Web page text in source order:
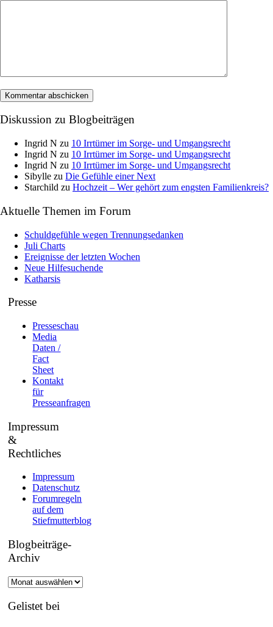
Diskussion zu Blogbeiträgen
Ingrid N zu 10 Irrtümer im Sorge- und Umgangsrecht
Ingrid N zu 10 Irrtümer im Sorge- und Umgangsrecht
Ingrid N zu 10 Irrtümer im Sorge- und Umgangsrecht
Sibylle zu Die Gefühle einer Next
Starchild zu Hochzeit – Wer gehört zum engsten Familienkreis?
Aktuelle Themen im Forum
Schuldgefühle wegen Trennungsedanken
Juli Charts
Ereignisse der letzten Wochen
Neue Hilfesuchende
Katharsis
Presse
Presseschau
Media
Daten /
Fact
Sheet
Kontakt
für
Presseanfragen
Impressum
&
Rechtliches
Impressum
Datenschutz
Forumregeln
auf dem
Stiefmutterblog
Blogbeiträge-
Archiv
Blogbeiträge-
Gelistet bei